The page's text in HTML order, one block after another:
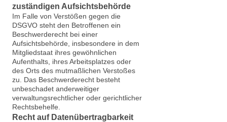
zuständigen Aufsichts­behörde
Im Falle von Verstößen gegen die
DSGVO steht den Betroffenen ein
Beschwerderecht bei einer
Aufsichtsbehörde, insbesondere in dem
Mitgliedstaat ihres gewöhnlichen
Aufenthalts, ihres Arbeitsplatzes oder
des Orts des mutmaßlichen Verstoßes
zu. Das Beschwerderecht besteht
unbeschadet anderweitiger
verwaltungsrechtlicher oder gerichtlicher
Rechtsbehelfe.
Recht auf Daten­übertrag­barkeit